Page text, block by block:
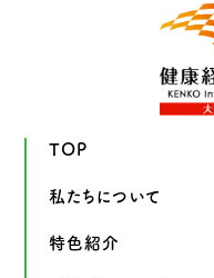
TOP
私たちについて
特色紹介